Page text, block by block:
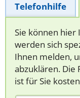
Telefonhilfe
Sie können hier
werden sich
Ihnen melden,
abzuklären. Die
ist für Sie